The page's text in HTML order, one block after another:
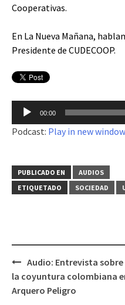
Cooperativas.
En La Nueva Mañana,
Presidente de CUDECOOP.
Reproductor
audio
00:00
Podcast: Play in new window
PUBLICADO EN
AUDIOS
ETIQUETADO
SOCIEDAD
Navegación
de
entradas
Audio: Entrevista sobre
la coyuntura colombiana
Arquero Peligro